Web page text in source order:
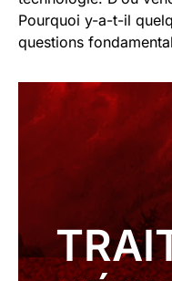
Pourquoi y-a-t-il
questions